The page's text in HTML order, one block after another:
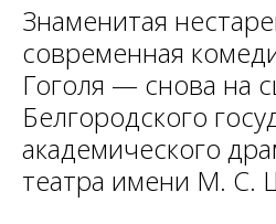
Знаменитая
современная
Гоголя — снова на
Белгородского
академического
театра имени М. С.